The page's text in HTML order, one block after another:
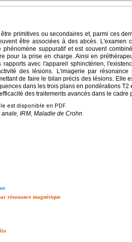
primitives ou secondaires et, parmi ces
être associées à des abcès. L'examen
suppuratif et est souvent
pour la prise en charge. Ainsi en
avec l'appareil sphinctérien,
des lésions. L'imagerie par
de faire le bilan précis des lésions. Elle
dans les trois plans en pondérations
des traitements avancés dans le
est disponible en PDF.
IRM, Maladie de Crohn
résonance magnétique